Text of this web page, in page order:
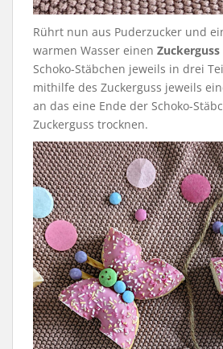
Rührt nun aus Puderzucker und
warmen Wasser einen Zuckerguss
Schoko-Stäbchen jeweils in drei
mithilfe des Zuckerguss jeweils
an das eine Ende der Schoko-
Zuckerguss trocknen.